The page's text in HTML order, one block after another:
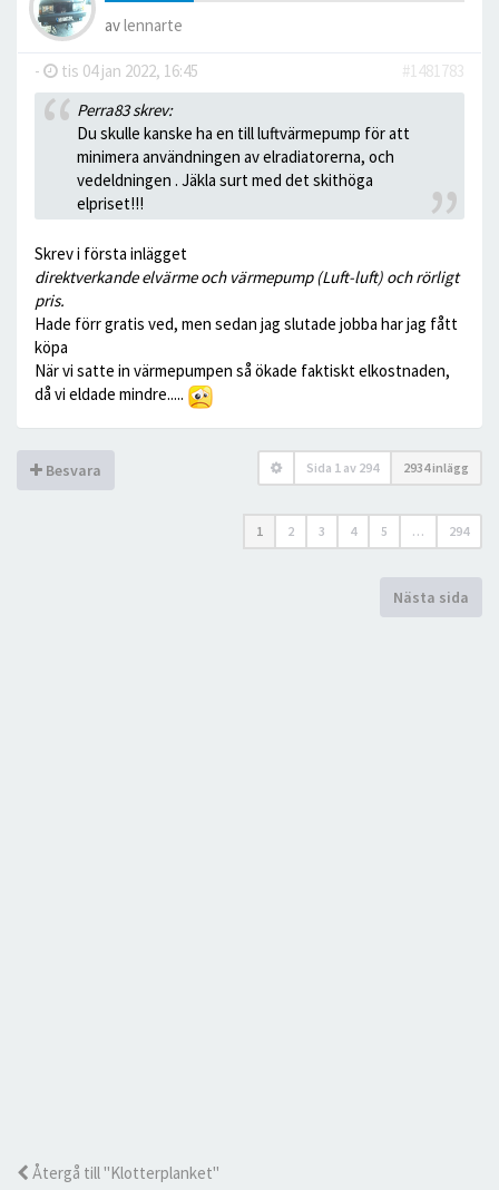
avlennarte
- tis 04 jan 2022, 16:45
#1481783
Perra83 skrev:
Du skulle kanske ha en till luftvärmepump för att
minimera användningen av elradiatorerna, och
vedeldningen . Jäkla surt med det skithöga
elpriset!!!
Skrev i första inlägget
direktverkande elvärme och värmepump (Luft-luft) och rörligt
pris.
Hade förr gratis ved, men sedan jag slutade jobba har jag fått
köpa
När vi satte in värmepumpen så ökade faktiskt elkostnaden,
då vi eldade mindre.....
Besvara Sida 1 av 294 2934 inlägg
1 2 3 4 5 … 294
Nästa sida
Återgå till "Klotterplanket"